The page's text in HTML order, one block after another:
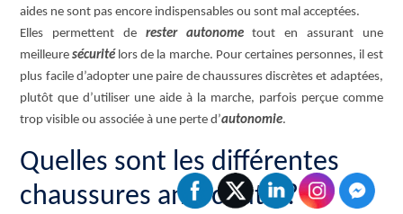
aides ne sont pas encore indispensables ou sont mal acceptées.
Elles permettent de rester autonometout en assurant une
meilleure sécurité lors de la marche. Pour certaines personnes, il est
plus facile d’adopter une paire de chaussures discrètes et adaptées,
plutôt que d’utiliser une aide à la marche, parfois perçue comme
trop visible ou associée à une perte d’autonomie.
Quelles sont les différentes
chaussures anti-chute ?